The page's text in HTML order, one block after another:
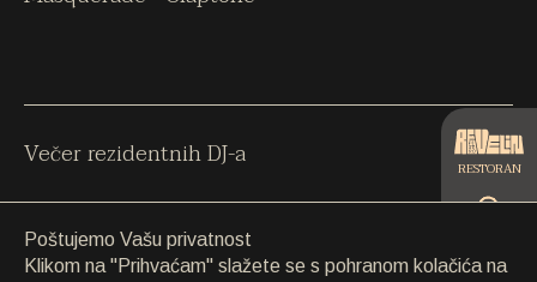
KONTAKT
Večer rezidentnih DJ-a RESTORAN
CATERING
Poštujemo Vašu privatnost
Klikom na "Prihvaćam" slažete se s pohranom kolačića na